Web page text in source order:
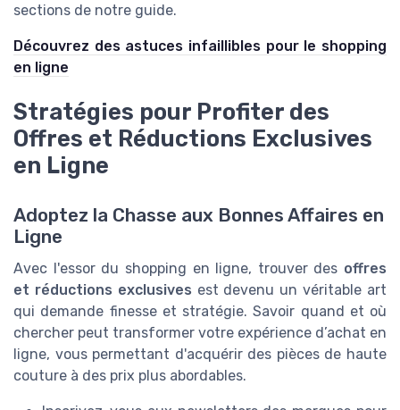
sections de notre guide.
Découvrez des astuces infaillibles pour le shopping
en ligne
Stratégies pour Profiter des
Offres et Réductions Exclusives
en Ligne
Adoptez la Chasse aux Bonnes Affaires en
Ligne
Avec l'essor du shopping en ligne, trouver des offres
et réductions exclusives est devenu un véritable art
qui demande finesse et stratégie. Savoir quand et où
chercher peut transformer votre expérience d’achat en
ligne, vous permettant d'acquérir des pièces de haute
couture à des prix plus abordables.